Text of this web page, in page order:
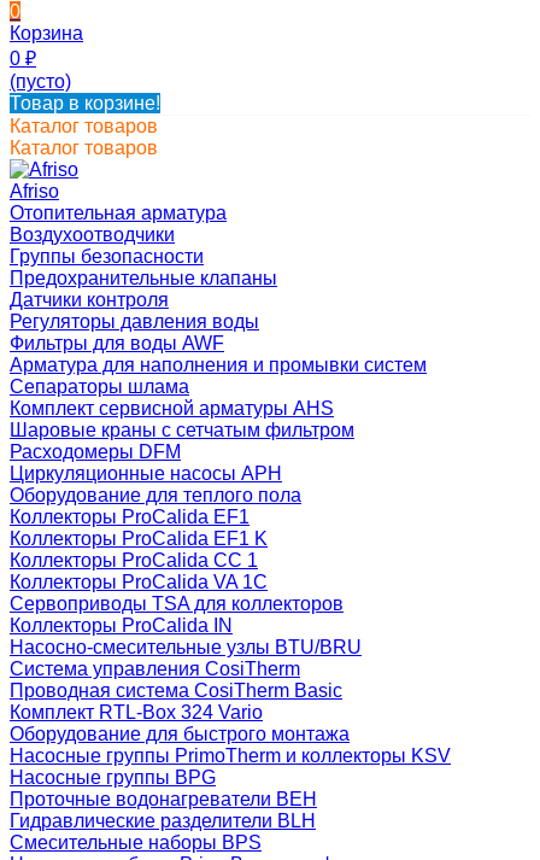
0
Корзина
0 ₽
(пусто)
Товар в корзине!
Каталог товаров
Каталог товаров
Afriso
Отопительная арматура
Воздухоотводчики
Группы безопасности
Предохранительные клапаны
Датчики контроля
Регуляторы давления воды
Фильтры для воды AWF
Арматура для наполнения и промывки систем
Сепараторы шлама
Комплект сервисной арматуры AHS
Шаровые краны с сетчатым фильтром
Расходомеры DFM
Циркуляционные насосы APH
Оборудование для теплого пола
Коллекторы ProCalida EF1
Коллекторы ProCalida EF1 K
Коллекторы ProCalida CC 1
Коллекторы ProCalida VA 1C
Сервоприводы TSA для коллекторов
Коллекторы ProCalida IN
Насосно-смесительные узлы BTU/BRU
Система управления CosiTherm
Проводная система CosiTherm Basic
Комплект RTL‑Box 324 Vario
Оборудование для быстрого монтажа
Насосные группы PrimoTherm и коллекторы KSV
Насосные группы BPG
Проточные водонагреватели BEH
Гидравлические разделители BLH
Смесительные наборы BPS